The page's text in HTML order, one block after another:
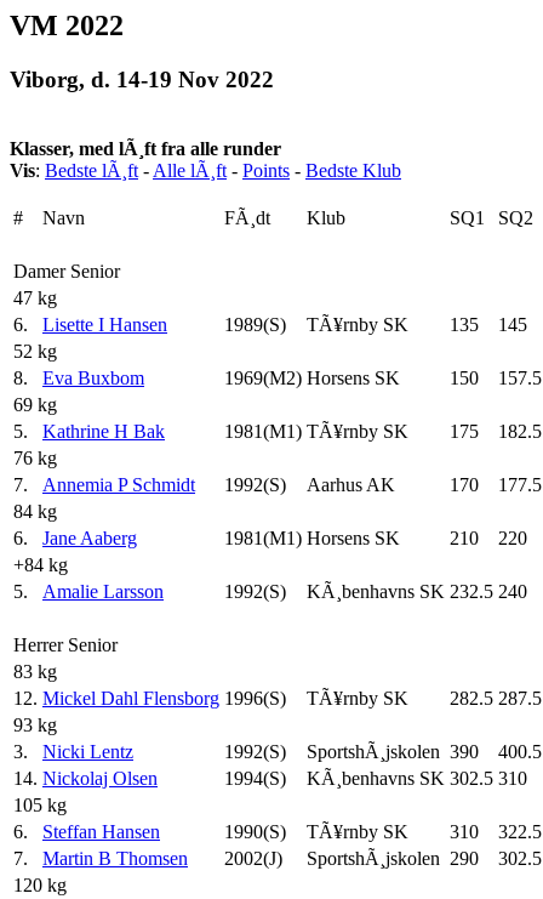
VM 2022
Viborg, d. 14-19 Nov 2022
Klasser, med lÃ¸ft fra alle runder
Vis: Bedste lÃ¸ft - Alle lÃ¸ft - Points - Bedste Klub
# Navn FÃ¸dt Klub SQ1 SQ2
Damer Senior
47 kg
6.
Lisette I Hansen 1989(S) TÃ¥rnby SK 135
145
52 kg
8.
Eva Buxbom 1969(M2) Horsens SK 150
157.5
69 kg
5.
Kathrine H Bak 1981(M1) TÃ¥rnby SK 175
182.5
76 kg
7.
Annemia P Schmidt 1992(S) Aarhus AK 170
177.5
84 kg
6.
Jane Aaberg 1981(M1) Horsens SK 210
220
+84 kg
5.
Amalie Larsson 1992(S) KÃ¸benhavns SK 232.5 240
Herrer Senior
83 kg
12. Mickel Dahl Flensborg 1996(S) TÃ¥rnby SK 282.5 287.5
93 kg
3.
Nicki Lentz 1992(S) SportshÃ¸jskolen 390
400.5
14. Nickolaj Olsen 1994(S) KÃ¸benhavns SK 302.5 310
105 kg
6.
Steffan Hansen 1990(S) TÃ¥rnby SK 310
322.5
7.
Martin B Thomsen 2002(J) SportshÃ¸jskolen 290
302.5
120 kg